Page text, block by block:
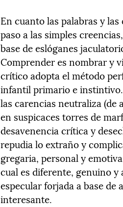
En cuanto las palabras y
paso a las simples
base de eslóganes
Comprender es nombrar y
crítico adopta el método
infantil primario e
las carencias neutraliza (de
en suspicaces torres de
desavenencia crítica y
repudia lo extraño y
gregaria, personal y
cual es diferente, genuino
especular forjada a base de
interesante.